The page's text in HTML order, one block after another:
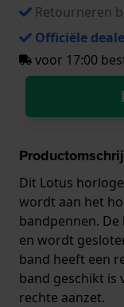
Retourneren
Officiële
voor 17:00
Dit Lotus
wordt aan het
bandpennen.
en wordt
band heeft een
band geschikt is
rechte aanzet.